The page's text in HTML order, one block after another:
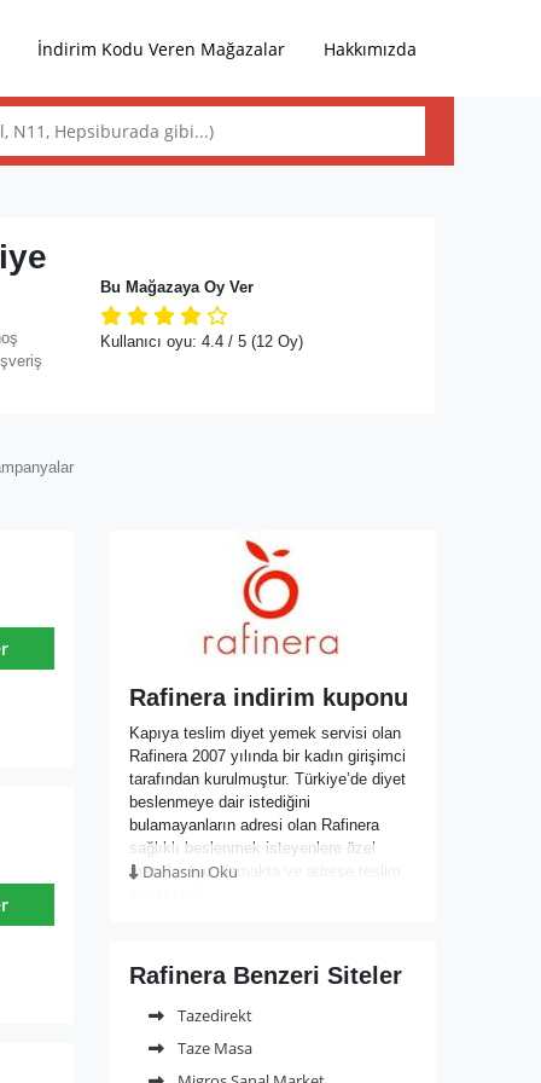
İndirim Kodu Veren Mağazalar Hakkımızda
Bu Mağazaya Oy Ver
Kullanıcı oyu: 4.4/ 5 (12 Oy)
Rafinera indirim kuponu
Kapıya teslim diyet yemek servisi olan
Rafinera 2007 yılında bir kadın girişimci
tarafından kurulmuştur. Türkiye’de diyet
beslenmeye dair istediğini
bulamayanların adresi olan Rafinera
sağlıklı beslenmek isteyenlere özel
menüler hazırlamakta ve adrese teslim
menünün adresinize kadar teslim
edilmesiyle hedefinize ulaşmanız hiç de
zor olmaz.
bulunan Rafinera aynı zamanda
menülerine ara öğünleri de eklemekte ve
Dahasını Oku
Rafinera Benzeri Siteler
Tazedirekt
Taze Masa